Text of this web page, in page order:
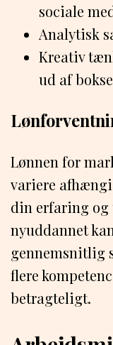
sociale
Analytisk
Kreativ
ud af
Lønnen for
variere
din erfaring og
nyuddannet
gennemsnitlig
flere
betragteligt.